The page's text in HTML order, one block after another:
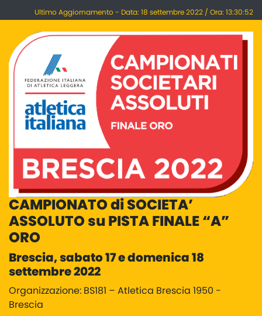
Ultimo Aggiornamento - Data: 18 settembre 2022 / Ora: 13:30:52
CAMPIONATO di SOCIETA’
ASSOLUTO su PISTA FINALE “A”
ORO
Brescia, sabato 17 e domenica 18
settembre 2022
Organizzazione: BS181 – Atletica Brescia 1950 -
Brescia